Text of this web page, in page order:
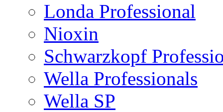
Londa Professional
Nioxin
Schwarzkopf
Wella Professionals
Wella SP